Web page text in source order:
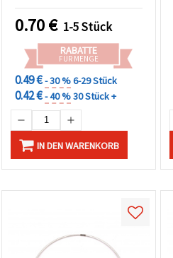
0.70€ 1-5 Stück
RABATTE
FÜR MENGE
0.49 €- 30 %6-29 Stück
0.42 €- 40 %30 Stück +
IN DEN WARENKORB